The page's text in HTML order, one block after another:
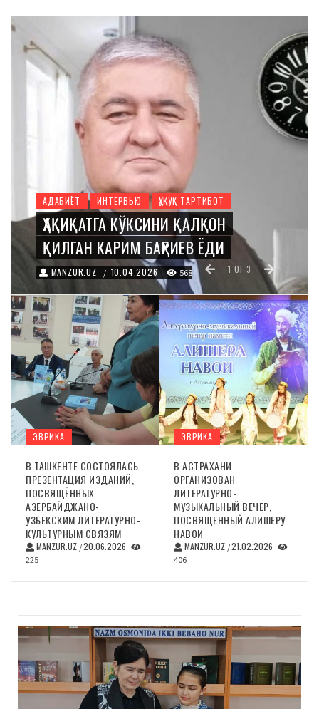
АДАБИЁТ ИНТЕРВЬЮ ҲУҚУҚ-ТАРТИБОТ
ҲАҚИҚАТГА КЎКСИНИ ҚАЛҚОН
ҚИЛГАН КАРИМ БАҲРИЕВ ЁДИ
MANZUR.UZ / 10.04.2026 568 1 OF3
ЭВРИКА
В ТАШКЕНТЕ СОСТОЯЛАСЬ
ПРЕЗЕНТАЦИЯ ИЗДАНИЙ,
ПОСВЯЩЁННЫХ
АЗЕРБАЙДЖАНО-
УЗБЕКСКИМ ЛИТЕРАТУРНО-
КУЛЬТУРНЫМ СВЯЗЯМ
MANZUR.UZ /20.06.2026
225
ЭВРИКА
В АСТРАХАНИ
ОРГАНИЗОВАН
ЛИТЕРАТУРНО-
МУЗЫКАЛЬНЫЙ ВЕЧЕР,
ПОСВЯЩЕННЫЙ АЛИШЕРУ
НАВОИ
MANZUR.UZ /21.02.2026
406